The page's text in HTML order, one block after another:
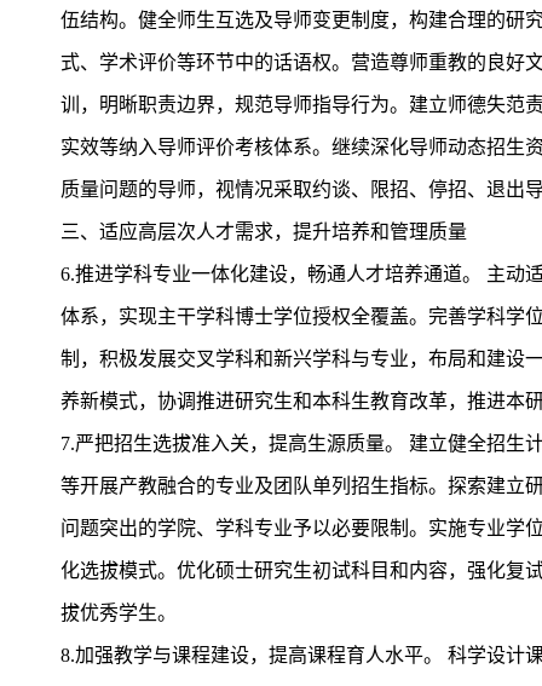
伍结构。健全师生互选及导师变更制度，构建合理的研
式、学术评价等环节中的话语权。营造尊师重教的良好
训，明晰职责边界，规范导师指导行为。建立师德失范
实效等纳入导师评价考核体系。继续深化导师动态招生
质量问题的导师，视情况采取约谈、限招、停招、退出
三、适应高层次人才需求，提升培养和管理质量
6.推进学科专业一体化建设，畅通人才培养通道。 主动
体系，实现主干学科博士学位授权全覆盖。完善学科学
制，积极发展交叉学科和新兴学科与专业，布局和建设
养新模式，协调推进研究生和本科生教育改革，推进本
7.严把招生选拔准入关，提高生源质量。 建立健全招生
等开展产教融合的专业及团队单列招生指标。探索建立
问题突出的学院、学科专业予以必要限制。实施专业学
化选拔模式。优化硕士研究生初试科目和内容，强化复
拔优秀学生。
8.加强教学与课程建设，提高课程育人水平。 科学设计